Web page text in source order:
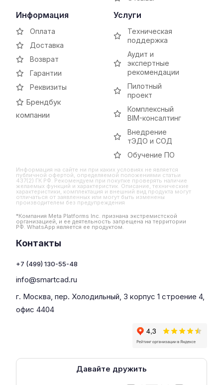
Информация
Оплата
Доставка
Возврат
Гарантии
Реквизиты
Брендбук
компании
Услуги
Техническая
поддержка
Аудит и
экспертные
рекомендации
Пилотный
проект
Комплексный
BIM-консалтинг
Внедрение
тЭДО и СОД
Обучение ПО
Информация на сайте ни при каких условиях не является
публичной офертой, определяемой положениями статьи
437(2) ГК РФ. Рекомендуем при покупке проверять наличие
желаемых функций и характеристик. Описание, технические
характеристики, комплектация и внешний вид продукта могут
отличаться от заявленных или могут быть изменены
производителем без предупреждения
*Компания Meta Platforms Inc. признана экстремистской
организацией, и ее деятельность запрещена на территории
РФ. WhatsApp является ее продуктом.
Контакты
+7 (499) 130-55-48
info@smartcad.ru
г. Москва, пер. Холодильный, 3 корпус 1 строение 4,
офис 4404
Давайте дружить